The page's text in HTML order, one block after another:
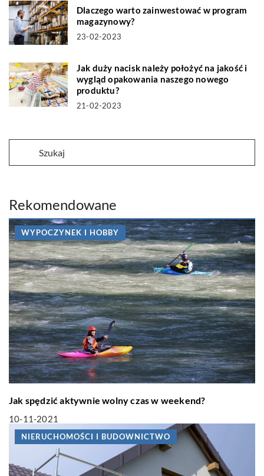
Dlaczego warto zainwestować w program
magazynowy?
23-02-2023
Jak duży nacisk należy położyć na jakość i
wygląd opakowania naszego nowego
produktu?
21-02-2023
Rekomendowane
WYPOCZYNEK I HOBBY
Jak spędzić aktywnie wolny czas w weekend?
10-11-2021
NIERUCHOMOŚCI I BUDOWNICTWO